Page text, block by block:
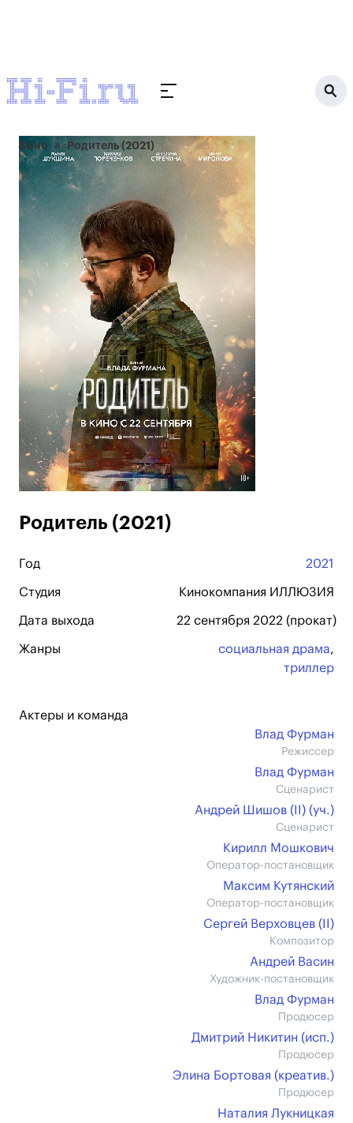
Кино Родитель (2021)
Родитель (2021)
Год 2021
Студия Кинокомпания ИЛЛЮЗИЯ
Дата выхода 22 сентября 2022 (прокат)
Жанры социальная драма,
триллер
Актеры и команда
Влад Фурман
Режиссер
Влад Фурман
Сценарист
Андрей Шишов (II) (уч.)
Сценарист
Кирилл Мошкович
Оператор-постановщик
Максим Кутянский
Оператор-постановщик
Сергей Верховцев (II)
Композитор
Андрей Васин
Художник-постановщик
Влад Фурман
Продюсер
Дмитрий Никитин (иcп.)
Продюсер
Элина Бортовая (креатив.)
Продюсер
Наталия Лукницкая